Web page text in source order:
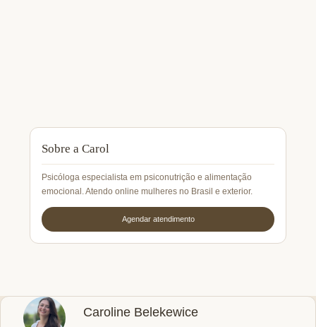
Sobre a Carol
Psicóloga especialista em psiconutrição e alimentação
emocional. Atendo online mulheres no Brasil e exterior.
Agendar atendimento
Caroline Belekewice